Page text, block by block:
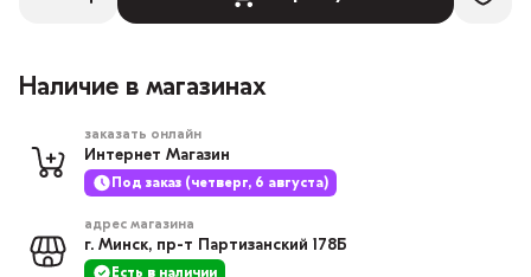
Наличие в магазинах
заказать онлайн
Интернет Магазин
Под заказ (четверг, 6 августа)
адрес магазина
г. Минск, пр-т Партизанский 178Б
Есть в наличии